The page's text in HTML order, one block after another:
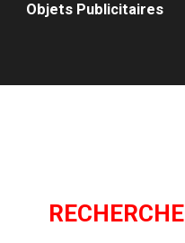
Objets Publicitaires
RECHERCHE